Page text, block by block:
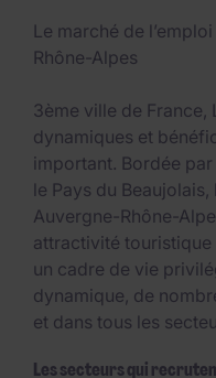
Le marché de
Rhône-Alpes
3ème ville de France,
dynamiques et
important. Bordée
le Pays du
Auvergne-Rhône-
attractivité touristique
un cadre de vie
dynamique, de
et dans tous les
Les secteurs qui